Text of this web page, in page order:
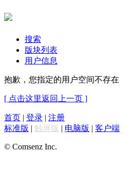
搜索
版块列表
用户信息
抱歉，您指定的用户空间不存在
[ 点击这里返回上一页 ]
首页 | 登录 | 注册
标准版 | 触屏版 | 电脑版 | 客户端
© Comsenz Inc.